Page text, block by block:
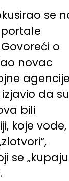
se
portale
o
novac
agencije
izjavio da su
bili
koje vode,
se